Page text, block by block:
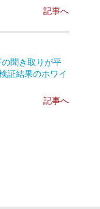
記事へ
聞き取りが平
証結果のホワイ
記事へ